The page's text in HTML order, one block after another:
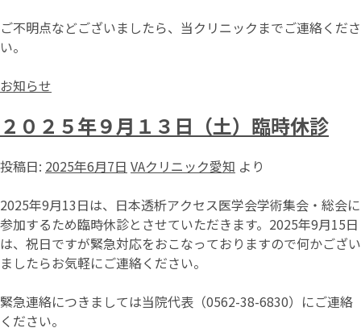
ご不明点などございましたら、当クリニックまでご連絡くださ
い。
お知らせ
２０２５年９月１３日（土）臨時休診
投稿日: 2025年6月7日 VAクリニック愛知 より
2025年9月13日は、日本透析アクセス医学会学術集会・総会に
参加するため臨時休診とさせていただきます。2025年9月15日
は、祝日ですが緊急対応をおこなっておりますので何かござい
ましたらお気軽にご連絡ください。
緊急連絡につきましては当院代表（0562-38-6830）にご連絡
ください。